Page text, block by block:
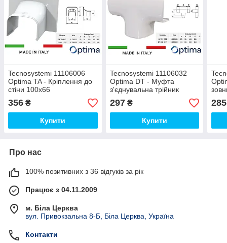
Tecnosystemi 11106006
Optima TA - Кріплення до
стіни 100х66
356 ₴
Купити
Tecnosystemi 11106032
Optima DT - Муфта
з'єднувальна трійник
297₴
Купити
285
Про нас
100% позитивних з 36 відгуків за рік
Працює з 04.11.2009
м. Біла Церква
вул. Привокзальна 8-Б, Біла Церква, Україна
Контакти